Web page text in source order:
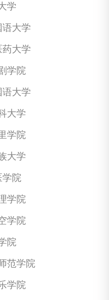
学
大学
大学
学院
语大学
大学
学院
大学
学院
学院
学院
院
范学院
学院